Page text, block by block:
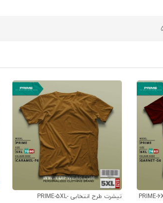
تیشرت طرح انتخابی PRIME-5XL-